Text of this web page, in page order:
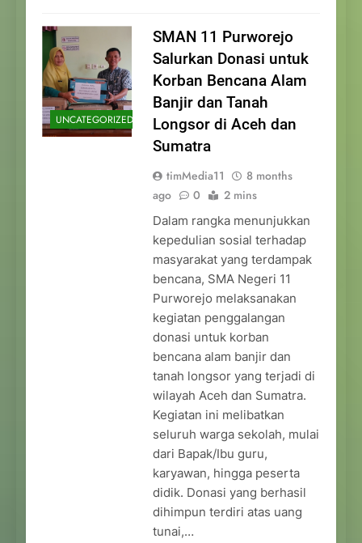
UNCATEGORIZED
SMAN 11 Purworejo
Salurkan Donasi untuk
Korban Bencana Alam
Banjir dan Tanah
Longsor di Aceh dan
Sumatra
timMedia11
8 months
ago
0 2 mins
Dalam rangka menunjukkan
kepedulian sosial terhadap
masyarakat yang terdampak
bencana, SMA Negeri 11
Purworejo melaksanakan
kegiatan penggalangan
donasi untuk korban
bencana alam banjir dan
tanah longsor yang terjadi di
wilayah Aceh dan Sumatra.
Kegiatan ini melibatkan
seluruh warga sekolah, mulai
dari Bapak/Ibu guru,
karyawan, hingga peserta
didik. Donasi yang berhasil
dihimpun terdiri atas uang
tunai,…